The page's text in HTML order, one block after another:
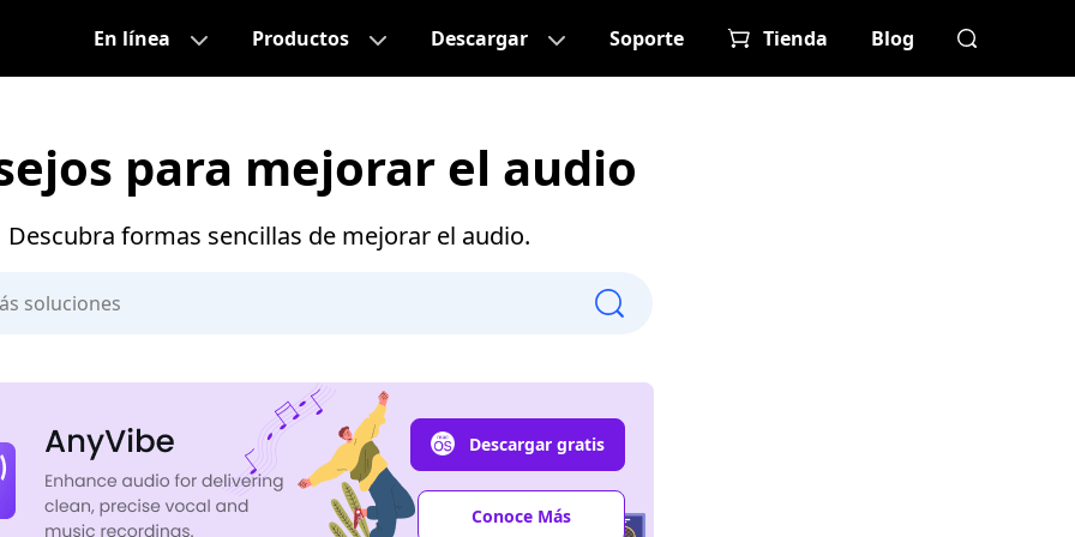
En línea Productos Descargar Soporte Tienda Blog
para mejorar el audio
Descubra formas sencillas de mejorar el audio.
Descargar gratis
Conoce Más